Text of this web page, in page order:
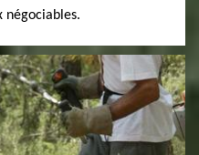
négociables.